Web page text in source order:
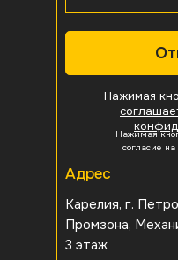
Адрес
Карелия, г.
Промзона,
3 этаж
Нажимая
Нажимая
согласие